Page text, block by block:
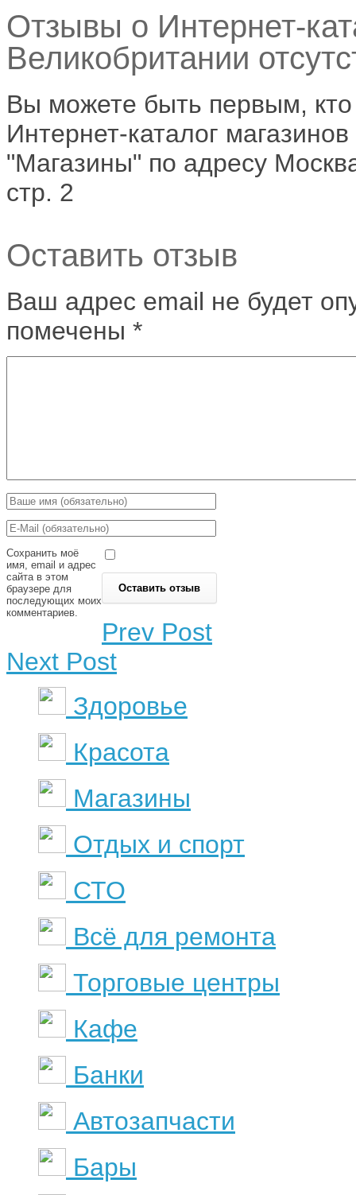
Отзывы о Интернет-
Великобритании
Вы можете быть первым,
Интернет-каталог
"Магазины" по адресу
стр. 2
Оставить отзыв
Ваш адрес email не будет
помечены *
Сохранить моё
имя, email и адрес
сайта в этом
браузере для
последующих моих
комментариев.
Prev Post
Next Post
Здоровье
Красота
Магазины
Отдых и спорт
СТО
Всё для ремонта
Торговые центры
Кафе
Банки
Автозапчасти
Бары